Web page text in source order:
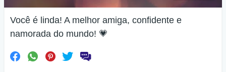
Você é linda! A melhor amiga, confidente e
namorada do mundo! 💗